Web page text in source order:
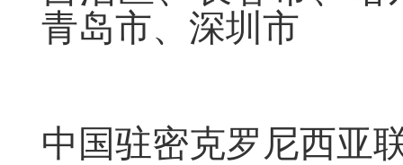
青岛市、深圳市
中国驻密克罗尼西亚